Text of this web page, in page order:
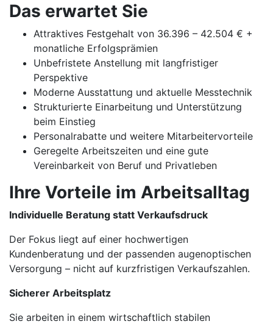
Das erwartet Sie
Attraktives Festgehalt von 36.396 – 42.504 € +
monatliche Erfolgsprämien
Unbefristete Anstellung mit langfristiger
Perspektive
Moderne Ausstattung und aktuelle Messtechnik
Strukturierte Einarbeitung und Unterstützung
beim Einstieg
Personalrabatte und weitere Mitarbeitervorteile
Geregelte Arbeitszeiten und eine gute
Vereinbarkeit von Beruf und Privatleben
Ihre Vorteile im Arbeitsalltag
Individuelle Beratung statt Verkaufsdruck
Der Fokus liegt auf einer hochwertigen
Kundenberatung und der passenden augenoptischen
Versorgung – nicht auf kurzfristigen Verkaufszahlen.
Sicherer Arbeitsplatz
Sie arbeiten in einem wirtschaftlich stabilen